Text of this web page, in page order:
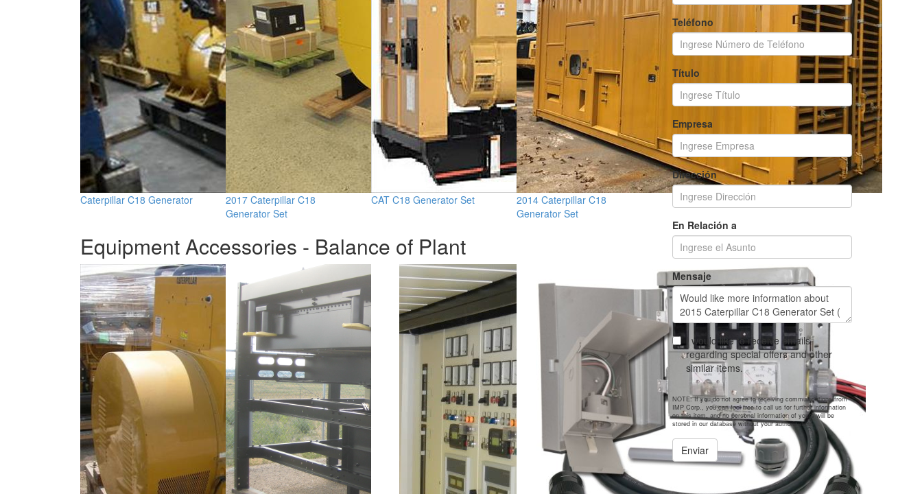
Caterpillar C18 Generator
2017 Caterpillar C18
Generator Set
CAT C18 Generator Set
2014 Caterpillar C18
Generator Set
Equipment Accessories - Balance of Plant
Teléfono
Título
Empresa
Dirección
En Relación a
Mensaje
I would like to receive emails
regarding special offers and other
similar items.
NOTE: If you do not agree to receiving communications from
IMP Corp., you can feel free to call us for further information
on this item, and no personal information of yours will be
stored in our database without your authorization.
Enviar